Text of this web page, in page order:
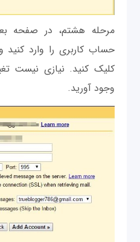
مرحله هشتم، در صفحه
کلیک کنید. نیازی نیست
وجود آورید.